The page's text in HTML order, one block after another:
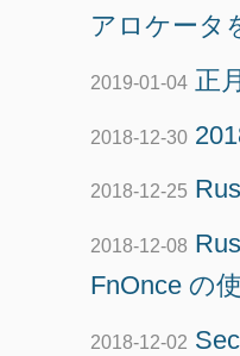
アロケータ
2019-01-04 正
2018-12-30
2018-12-25
2018-12-08
FnOnce の
2018-12-02